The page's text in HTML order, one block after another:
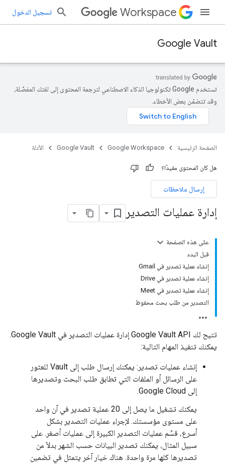
Workspace تسجيل الدخول
Google Vault
تستخدم Google تكنولوجيا الذكاء الاصطناعي لترجمة المحتوى إلى لغتك المفضّلة،
وقد تتضمّن بعض الأخطاء.
الصفحة الرئيسية Google Workspace
Google Vault الأدلة
هل كان المحتوى مفيدًا؟
إرسال ملاحظات
إدارة عمليات التصدير
على هذه الصفحة
قبل البدء
إنشاء عملية تصدير في Gmail
إنشاء عملية تصدير في Drive
إنشاء عملية تصدير في Meet
التصدير من طلب بحث محفوظ
تتيح لك Google Vault API إدارة عمليات التصدير في Google Vault.
يمكنك تنفيذ المهام التالية:
إنشاء عمليات تصدير: يمكنك إرسال طلب إلى Vault للعثور
على الرسائل أو الملفات التي تطابق طلب البحث وتصديرها
إلى Google Cloud.
يمكنك تشغيل ما يصل إلى 20 عملية تصدير في آن واحد
على مستوى مؤسستك. لإجراء عمليات التصدير بشكل
أسرع، قسِّم عمليات التصدير الكبيرة إلى عمليات أصغر. على
سبيل المثال، يمكنك تصدير البيانات حسب الشهر بدلاً من
تصديرها كلها مرة واحدة. هناك خيار آخر يتمثل في تضمين